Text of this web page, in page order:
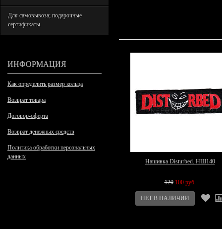
Для самовывоза; подарочные
сертификаты
ИНФОРМАЦИЯ
Как определить размер кольца
Возврат товара
Договор-оферта
Возврат денежных средств
Политика обработки персональных
данных
Нашивка Disturbed. НШ140
120 100 руб.